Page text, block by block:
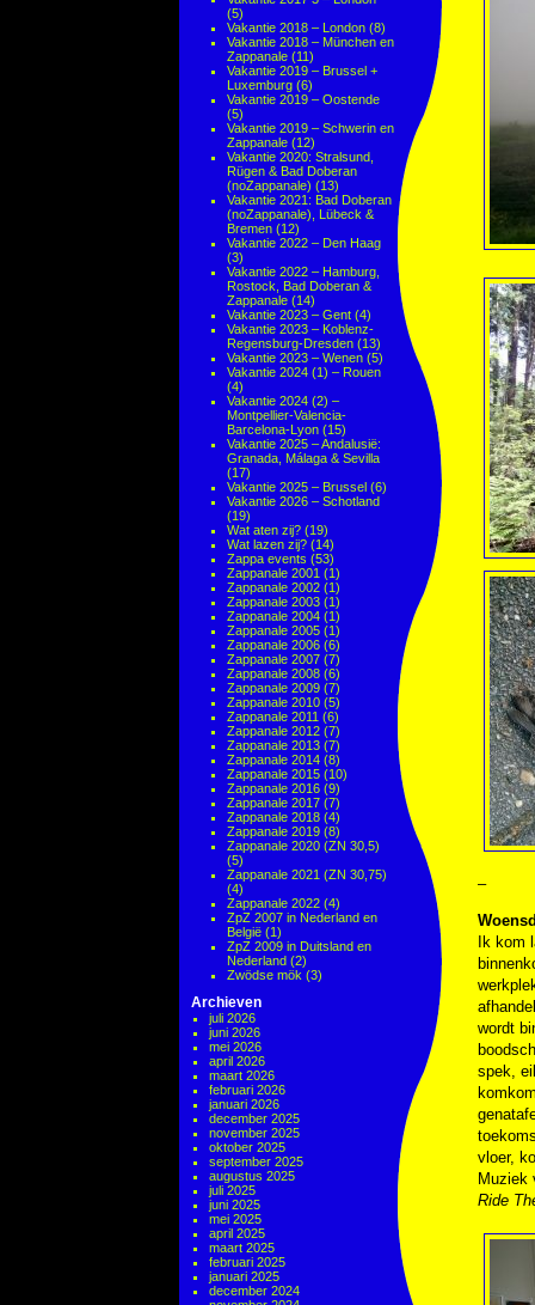
(5)
Vakantie 2018 – London (8)
Vakantie 2018 – München en
Zappanale (11)
Vakantie 2019 – Brussel +
Luxemburg (6)
Vakantie 2019 – Oostende
(5)
Vakantie 2019 – Schwerin en
Zappanale (12)
Vakantie 2020: Stralsund,
Rügen & Bad Doberan
(noZappanale) (13)
Vakantie 2021: Bad Doberan
(noZappanale), Lübeck &
Bremen (12)
Vakantie 2022 – Den Haag
(3)
Vakantie 2022 – Hamburg,
Rostock, Bad Doberan &
Zappanale (14)
Vakantie 2023 – Gent (4)
Vakantie 2023 – Koblenz-
Regensburg-Dresden (13)
Vakantie 2023 – Wenen (5)
Vakantie 2024 (1) – Rouen
(4)
Vakantie 2024 (2) –
Montpellier-Valencia-
Barcelona-Lyon (15)
Vakantie 2025 – Andalusië:
Granada, Málaga & Sevilla
(17)
Vakantie 2025 – Brussel (6)
Vakantie 2026 – Schotland
(19)
Wat aten zij? (19)
Wat lazen zij? (14)
Zappa events (53)
Zappanale 2001 (1)
Zappanale 2002 (1)
Zappanale 2003 (1)
Zappanale 2004 (1)
Zappanale 2005 (1)
Zappanale 2006 (6)
Zappanale 2007 (7)
Zappanale 2008 (6)
Zappanale 2009 (7)
Zappanale 2010 (5)
Zappanale 2011 (6)
Zappanale 2012 (7)
Zappanale 2013 (7)
Zappanale 2014 (8)
Zappanale 2015 (10)
Zappanale 2016 (9)
Zappanale 2017 (7)
Zappanale 2018 (4)
Zappanale 2019 (8)
Zappanale 2020 (ZN 30,5)
(5)
Zappanale 2021 (ZN 30,75)
(4)
Zappanale 2022 (4)
ZpZ 2007 in Nederland en
België (1)
ZpZ 2009 in Duitsland en
Nederland (2)
Zwödse mök (3)
Archieven
juli 2026
juni 2026
mei 2026
april 2026
maart 2026
februari 2026
januari 2026
december 2025
november 2025
oktober 2025
september 2025
augustus 2025
juli 2025
juni 2025
mei 2025
april 2025
maart 2025
februari 2025
januari 2025
december 2024
–
Ik kom
wordt
spek,
vloer,
Muziek
Ride